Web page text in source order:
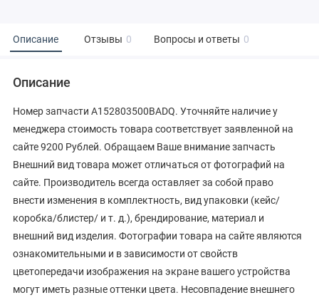
Описание Отзывы 0 Вопросы и ответы 0
Описание
Номер запчасти A152803500BADQ. Уточняйте наличие у
менеджера стоимость товара соответствует заявленной на
сайте 9200 Рублей. Обращаем Ваше внимание запчасть
Внешний вид товара может отличаться от фотографий на
сайте. Производитель всегда оставляет за собой право
внести изменения в комплектность, вид упаковки (кейс/
коробка/блистер/ и т. д.), брендирование, материал и
внешний вид изделия. Фотографии товара на сайте являются
ознакомительными и в зависимости от свойств
цветопередачи изображения на экране вашего устройства
могут иметь разные оттенки цвета. Несовпадение внешнего